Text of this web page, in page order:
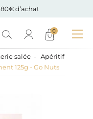
d’achat
0
salée
Apéritif
125g - Go Nuts